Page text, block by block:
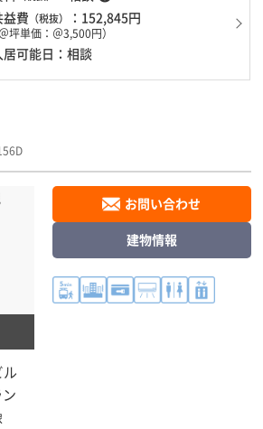
益費 （税抜） ：152,845円
＠坪単価：＠3,500円）
居可能日：相談
お問い合わせ
建物情報